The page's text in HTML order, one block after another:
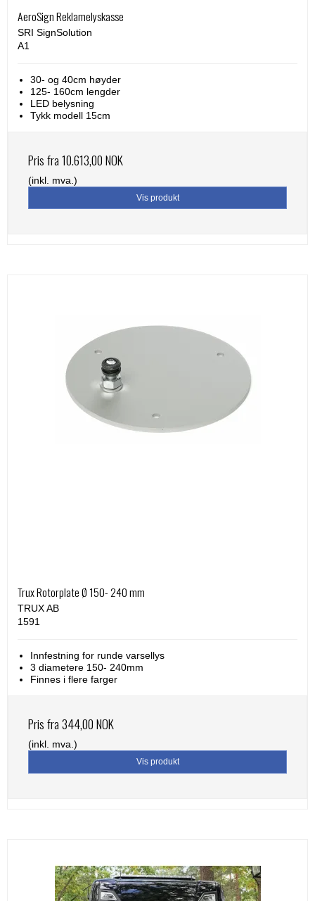
AeroSign Reklamelyskasse
SRI SignSolution
A1
30- og 40cm høyder
125- 160cm lengder
LED belysning
Tykk modell 15cm
Pris fra10.613,00 NOK
(inkl. mva.)
Vis produkt
Trux Rotorplate Ø 150- 240 mm
TRUX AB
1591
Innfestning for runde varsellys
3 diametere 150- 240mm
Finnes i flere farger
Pris fra344,00 NOK
(inkl. mva.)
Vis produkt